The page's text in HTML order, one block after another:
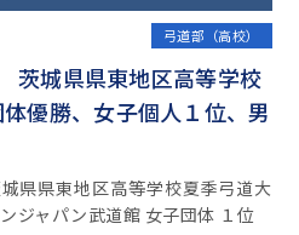
弓道部（高校）
城県県東地区高等学校
優勝、女子個人１位、男
県県東地区高等学校夏季弓道大
ジャパン武道館 女子団体 １位